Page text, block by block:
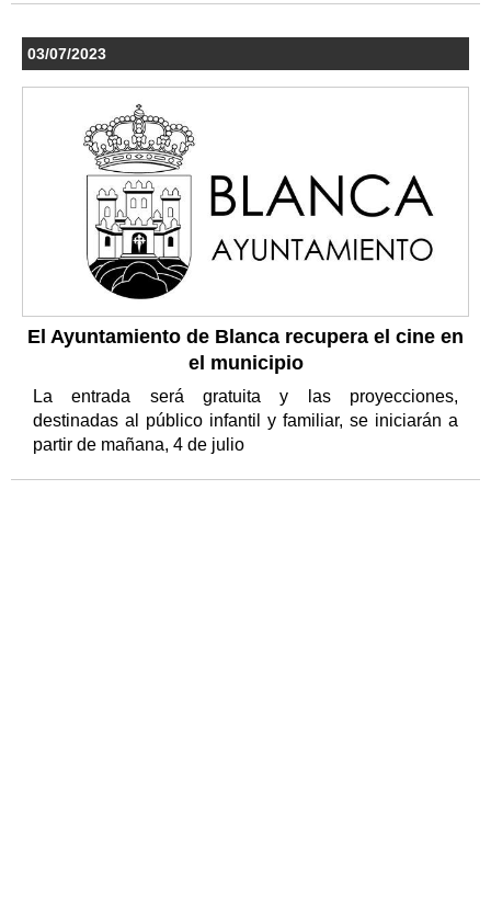
03/07/2023
El Ayuntamiento de Blanca recupera el cine en
el municipio
La entrada será gratuita y las proyecciones,
destinadas al público infantil y familiar, se iniciarán a
partir de mañana, 4 de julio